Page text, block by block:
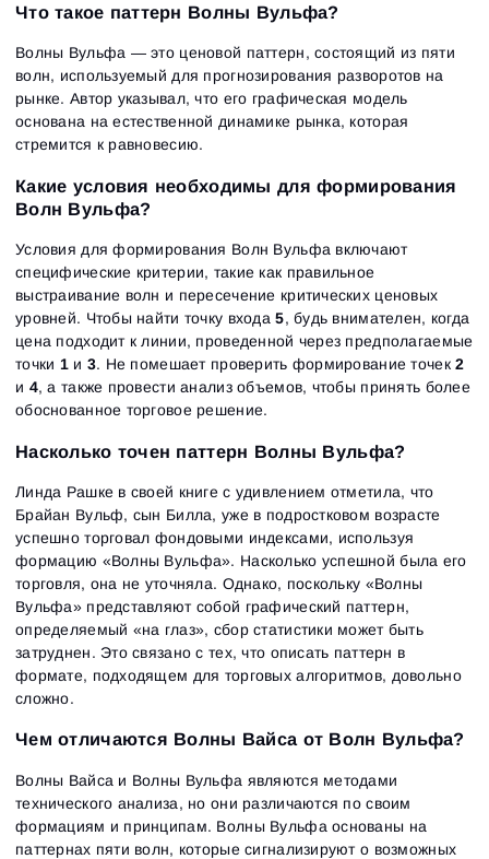
Что такое паттерн Волны Вульфа?
Волны Вульфа — это ценовой паттерн, состоящий из пяти
волн, используемый для прогнозирования разворотов на
рынке. Автор указывал, что его графическая модель
основана на естественной динамике рынка, которая
стремится к равновесию.
Какие условия необходимы для формирования
Волн Вульфа?
Условия для формирования Волн Вульфа включают
специфические критерии, такие как правильное
выстраивание волн и пересечение критических ценовых
уровней. Чтобы найти точку входа5, будь внимателен, когда
цена подходит к линии, проведенной через предполагаемые
точки 1и 3. Не помешает проверить формирование точек2
и 4, а также провести анализ объемов, чтобы принять более
обоснованное торговое решение.
Насколько точен паттерн Волны Вульфа?
Линда Рашке в своей книге с удивлением отметила, что
Брайан Вульф, сын Билла, уже в подростковом возрасте
успешно торговал фондовыми индексами, используя
формацию «Волны Вульфа‎». Насколько успешной была его
торговля, она не уточняла. Однако, поскольку «Волны
Вульфа‎» представляют собой графический паттерн,
определяемый «на глаз», сбор статистики может быть
затруднен. Это связано с тех, что описать паттерн в
формате, подходящем для торговых алгоритмов, довольно
сложно.
Чем отличаются Волны Вайса от Волн Вульфа?
Волны Вайса и Волны Вульфа являются методами
технического анализа, но они различаются по своим
формациям и принципам. Волны Вульфа основаны на
паттернах пяти волн, которые сигнализируют о возможных